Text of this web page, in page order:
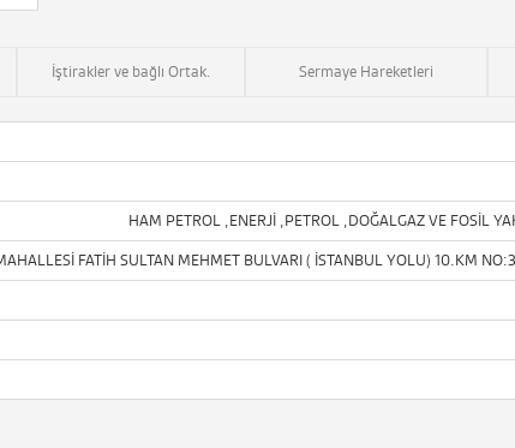
İştirakler ve bağlı Ortak. Sermaye Hareketleri
HAM PETROL ,ENERJİ ,PETROL ,DOĞALGAZ VE FOSİL
FATİH SULTAN MEHMET BULVARI ( İSTANBUL YOLU) 10.KM